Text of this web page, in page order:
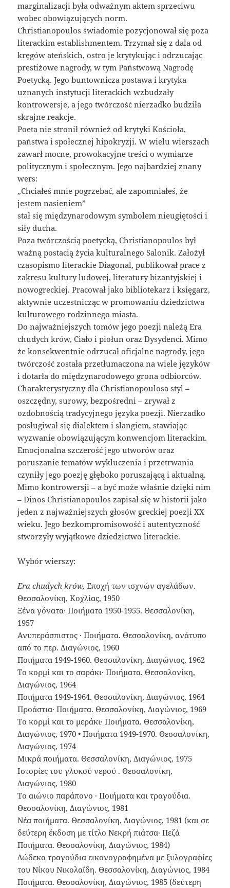
marginalizacji była odważnym aktem sprzeciwu
wobec obowiązujących norm.
Christianopoulos świadomie pozycjonował się poza
literackim establishmentem. Trzymał się z dala od
kręgów ateńskich, ostro je krytykując i odrzucając
prestiżowe nagrody, w tym Państwową Nagrodę
Poetycką. Jego buntownicza postawa i krytyka
uznanych instytucji literackich wzbudzały
kontrowersje, a jego twórczość nierzadko budziła
skrajne reakcje.
Poeta nie stronił również od krytyki Kościoła,
państwa i społecznej hipokryzji. W wielu wierszach
zawarł mocne, prowokacyjne treści o wymiarze
politycznym i społecznym. Jego najbardziej znany
wers:
„Chciałeś mnie pogrzebać, ale zapomniałeś, że
jestem nasieniem”
stał się międzynarodowym symbolem nieugiętości i
siły ducha.
Poza twórczością poetycką, Christianopoulos był
ważną postacią życia kulturalnego Salonik. Założył
czasopismo literackie Diagonal, publikował prace z
zakresu kultury ludowej, literatury bizantyjskiej i
nowogreckiej. Pracował jako bibliotekarz i księgarz,
aktywnie uczestnicząc w promowaniu dziedzictwa
kulturowego rodzinnego miasta.
Do najważniejszych tomów jego poezji należą Era
chudych krów, Ciało i piołun oraz Dysydenci. Mimo
że konsekwentnie odrzucał oficjalne nagrody, jego
twórczość została przetłumaczona na wiele języków
i dotarła do międzynarodowego grona odbiorców.
Charakterystyczny dla Christianopoulosa styl –
oszczędny, surowy, bezpośredni – zrywał z
ozdobnością tradycyjnego języka poezji. Nierzadko
posługiwał się dialektem i slangiem, stawiając
wyzwanie obowiązującym konwencjom literackim.
Emocjonalna szczerość jego utworów oraz
poruszanie tematów wykluczenia i przetrwania
czyniły jego poezję głęboko poruszającą i aktualną.
Mimo kontrowersji – a być może właśnie dzięki nim
– Dinos Christianopoulos zapisał się w historii jako
jeden z najważniejszych głosów greckiej poezji XX
wieku. Jego bezkompromisowość i autentyczność
stworzyły wyjątkowe dziedzictwo literackie.
Wybór wierszy:
Era chudych krów, Εποχή των ισχνών αγελάδων.
Θεσσαλονίκη, Κοχλίας, 1950
Ξένα γόνατα· Ποιήματα 1950-1955. Θεσσαλονίκη,
1957
Ανυπεράσπιστος · Ποιήματα. Θεσσαλονίκη, ανάτυπο
από το περ. Διαγώνιος, 1960
Ποιήματα 1949-1960. Θεσσαλονίκη, Διαγώνιος, 1962
Το κορμί και το σαράκι· Ποιήματα. Θεσσαλονίκη,
Διαγώνιος, 1964
Ποιήματα 1949-1964. Θεσσαλονίκη, Διαγώνιος, 1964
Προάστια· Ποιήματα. Θεσσαλονίκη, Διαγώνιος, 1969
Το κορμί και το μεράκι· Ποιήματα. Θεσσαλονίκη,
Διαγώνιος, 1970 • Ποιήματα 1949-1970. Θεσσαλονίκη,
Διαγώνιος, 1974
Μικρά ποιήματα. Θεσσαλονίκη, Διαγώνιος, 1975
Ιστορίες του γλυκού νερού . Θεσσαλονίκη,
Διαγώνιος, 1980
Το αιώνιο παράπονο · Ποιήματα και τραγούδια.
Θεσσαλονίκη, Διαγώνιος, 1981
Νέα ποιήματα. Θεσσαλονίκη, Διαγώνιος, 1981 (και σε
δεύτερη έκδοση με τίτλο Νεκρή πιάτσα· Πεζά
Ποιήματα. Θεσσαλονίκη, Διαγώνιος, 1984)
Δώδεκα τραγούδια εικονογραφημένα με ξυλογραφίες
του Νίκου Νικολαΐδη. Θεσσαλονίκη, Διαγώνιος, 1984
Ποιήματα. Θεσσαλονίκη, Διαγώνιος, 1985 (δεύτερη